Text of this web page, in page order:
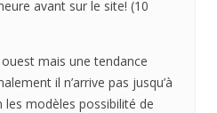
avant sur le site! (10
mais une tendance
il n’arrive pas jusqu’à
modèles possibilité de